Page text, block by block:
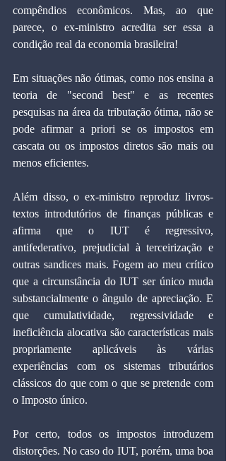
compêndios econômicos. Mas, ao que
parece, o ex-ministro acredita ser essa a
condição real da economia brasileira!
Em situações não ótimas, como nos ensina a
teoria de "second best" e as recentes
pesquisas na área da tributação ótima, não se
pode afirmar a priori se os impostos em
cascata ou os impostos diretos são mais ou
menos eficientes.
Além disso, o ex-ministro reproduz livros-
textos introdutórios de finanças públicas e
afirma que o IUT é regressivo,
antifederativo, prejudicial à terceirização e
outras sandices mais. Fogem ao meu crítico
que a circunstância do IUT ser único muda
substancialmente o ângulo de apreciação. E
que cumulatividade, regressividade e
ineficiência alocativa são características mais
propriamente aplicáveis às várias
experiências com os sistemas tributários
clássicos do que com o que se pretende com
o Imposto único.
Por certo, todos os impostos introduzem
distorções. No caso do IUT, porém, uma boa